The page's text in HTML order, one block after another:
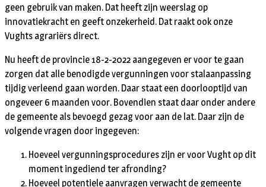
geen gebruik van maken. Dat heeft zijn weerslag op
innovatiekracht en geeft onzekerheid. Dat raakt ook onze
Vughts agrariërs direct.
Nu heeft de provincie 18-2-2022 aangegeven er voor te gaan
zorgen dat alle benodigde vergunningen voor stalaanpassing
tijdig verleend gaan worden. Daar staat een doorlooptijd van
ongeveer 6 maanden voor. Bovendien staat daar onder andere
de gemeente als bevoegd gezag voor aan de lat. Daar zijn de
volgende vragen door ingegeven:
Hoeveel vergunningsprocedures zijn er voor Vught op dit
moment ingediend ter afronding?
Hoeveel potentiele aanvragen verwacht de gemeente